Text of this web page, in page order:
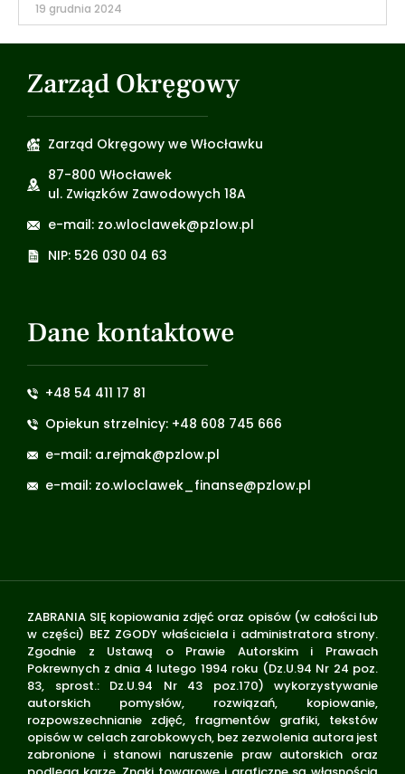
19 grudnia 2024
Zarząd Okręgowy
Zarząd Okręgowy we Włocławku
87-800 Włocławek
ul. Związków Zawodowych 18A
e-mail: zo.wloclawek@pzlow.pl
NIP: 526 030 04 63
Dane kontaktowe
+48 54 411 17 81
Opiekun strzelnicy: +48 608 745 666
e-mail: a.rejmak@pzlow.pl
e-mail: zo.wloclawek_finanse@pzlow.pl
ZABRANIA SIĘ kopiowania zdjęć oraz opisów (w całości lub
w części) BEZ ZGODY właściciela i administratora strony.
Zgodnie z Ustawą o Prawie Autorskim i Prawach
Pokrewnych z dnia 4 lutego 1994 roku (Dz.U.94 Nr 24 poz.
83, sprost.: Dz.U.94 Nr 43 poz.170) wykorzystywanie
autorskich pomysłów, rozwiązań, kopiowanie,
rozpowszechnianie zdjęć, fragmentów grafiki, tekstów
opisów w celach zarobkowych, bez zezwolenia autora jest
zabronione i stanowi naruszenie praw autorskich oraz